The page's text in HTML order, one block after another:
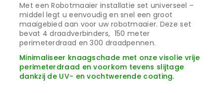
Met een Robotmaaier installatie set universeel –
middel legt u eenvoudig en snel een groot
maaigebied aan voor uw robotmaaier. Deze set
bevat 4 draadverbinders, 150 meter
perimeterdraad en 300 draadpennen.
Minimaliseer knaagschade met onze visolie vrije
perimeterdraad en voorkom tevens slijtage
dankzij de UV- en vochtwerende coating.